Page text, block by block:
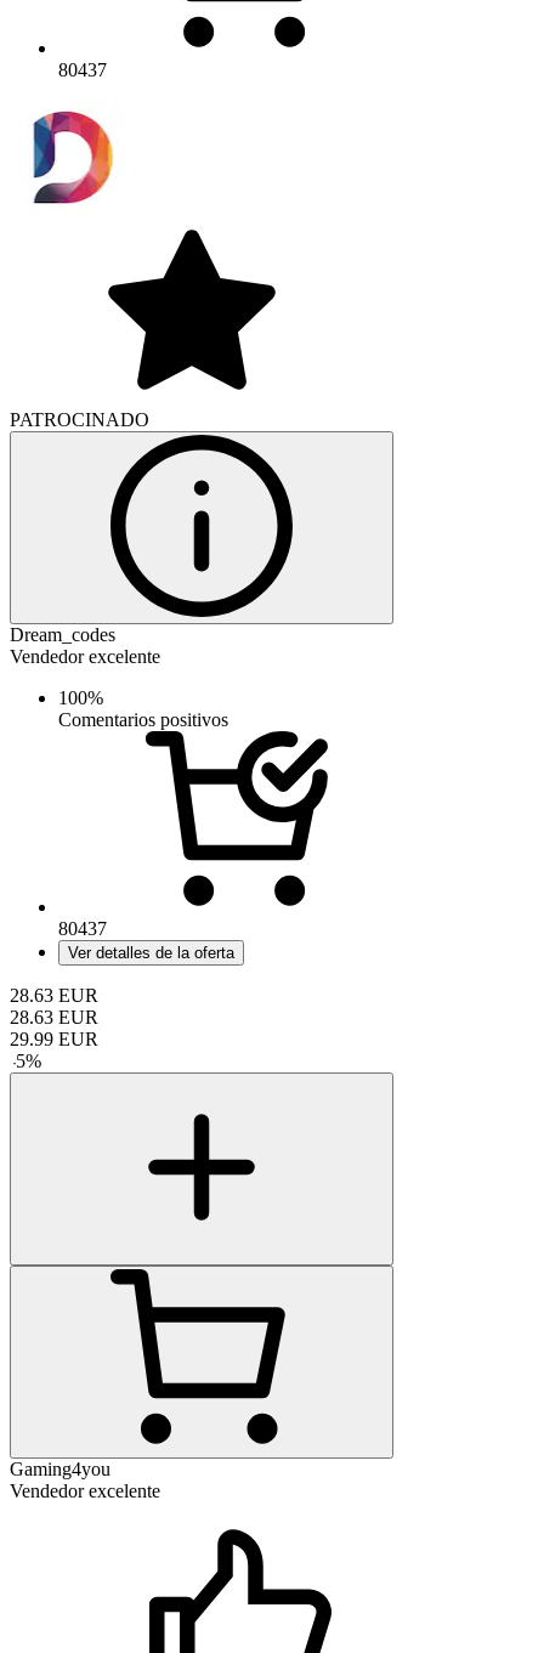
80437
PATROCINADO
Dream_codes
Vendedor excelente
100%
Comentarios positivos
80437
Ver detalles de la oferta
28.63 EUR
28.63 EUR
29.99 EUR
-5%
Gaming4you
Vendedor excelente